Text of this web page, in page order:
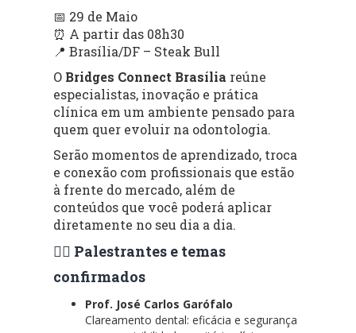
📅 29 de Maio
⏰ A partir das 08h30
📍 Brasília/DF – Steak Bull
O Bridges Connect Brasília reúne
especialistas, inovação e prática
clínica em um ambiente pensado para
quem quer evoluir na odontologia.
Serão momentos de aprendizado, troca
e conexão com profissionais que estão
à frente do mercado, além de
conteúdos que você poderá aplicar
diretamente no seu dia a dia.
👨‍⚕️ Palestrantes e temas
confirmados
Prof. José Carlos Garófalo
Clareamento dental: eficácia e segurança